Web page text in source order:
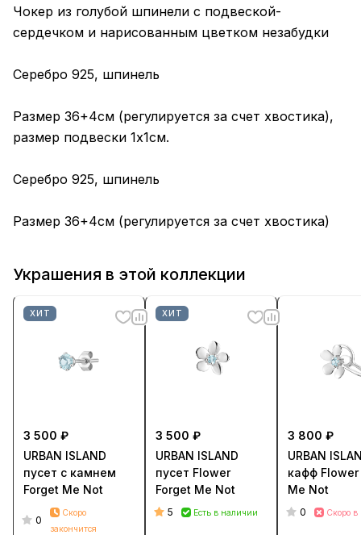
Чокер из голубой шпинели с подвеской-
сердечком и нарисованным цветком незабудки
Серебро 925, шпинель
Размер 36+4см (регулируется за счет хвостика),
размер подвески 1х1см.
Серебро 925, шпинель
Размер 36+4см (регулируется за счет хвостика)
Украшения в этой коллекции
ХИТ
3 500 ₽
URBAN ISLAND
пусет с камнем
Forget Me Not
0
Скоро
закончится
ХИТ
3 500 ₽
URBAN ISLAND
пусет Flower
Forget Me Not
5 Есть в наличии
3 800 ₽
URBAN
кафф Flower
Me Not
0 Скоро